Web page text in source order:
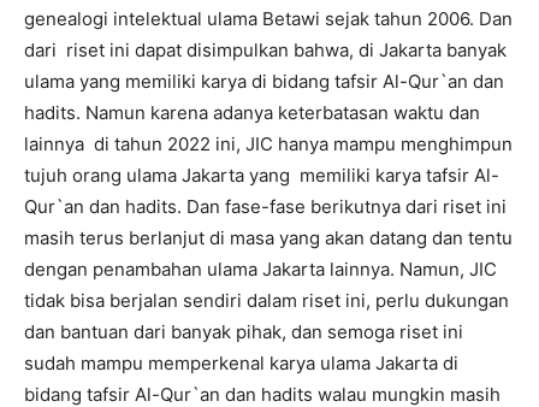
genealogi intelektual ulama Betawi sejak tahun 2006. Dan
dari riset ini dapat disimpulkan bahwa, di Jakarta banyak
ulama yang memiliki karya di bidang tafsir Al-Qur`an dan
hadits. Namun karena adanya keterbatasan waktu dan
lainnya di tahun 2022 ini, JIC hanya mampu menghimpun
tujuh orang ulama Jakarta yang memiliki karya tafsir Al-
Qur`an dan hadits. Dan fase-fase berikutnya dari riset ini
masih terus berlanjut di masa yang akan datang dan tentu
dengan penambahan ulama Jakarta lainnya. Namun, JIC
tidak bisa berjalan sendiri dalam riset ini, perlu dukungan
dan bantuan dari banyak pihak, dan semoga riset ini
sudah mampu memperkenal karya ulama Jakarta di
bidang tafsir Al-Qur`an dan hadits walau mungkin masih